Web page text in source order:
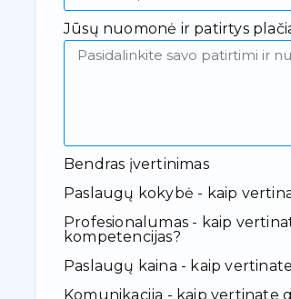
Jūsų nuomonė ir patirtys
Bendras įvertinimas
Paslaugų kokybė - kaip
Profesionalumas - kaip
kompetencijas?
Paslaugų kaina - kaip
Komunikacija - kaip vertinate